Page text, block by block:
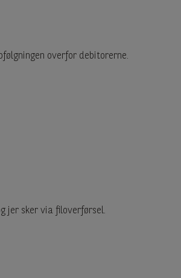
overfor debitorerne.
jer sker via filoverførsel.